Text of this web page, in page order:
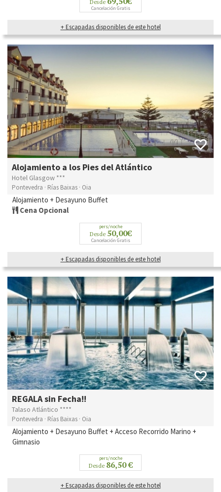
Desde
Cancelación Gratis
+ Escapadas disponibles de este hotel
Alojamiento a los Pies del Atlántico
Hotel Glasgow ***
Pontevedra · Rías Baixas · Oia
Alojamiento + Desayuno Buffet
Cena Opcional
pers/noche
Desde 50,00€
Cancelación Gratis
+ Escapadas disponibles de este hotel
REGALA sin Fecha!!
Talaso Atlántico ****
Pontevedra · Rías Baixas · Oia
Alojamiento + Desayuno Buffet + Acceso Recorrido Marino +
Gimnasio
pers/noche
Desde 86,50 €
+ Escapadas disponibles de este hotel